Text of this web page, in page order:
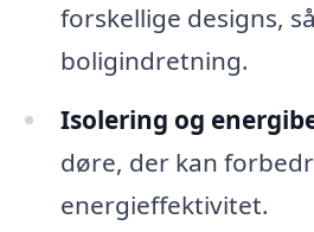
forskellige designs,
boligindretning.
Isolering og
døre, der kan
energieffektivitet.